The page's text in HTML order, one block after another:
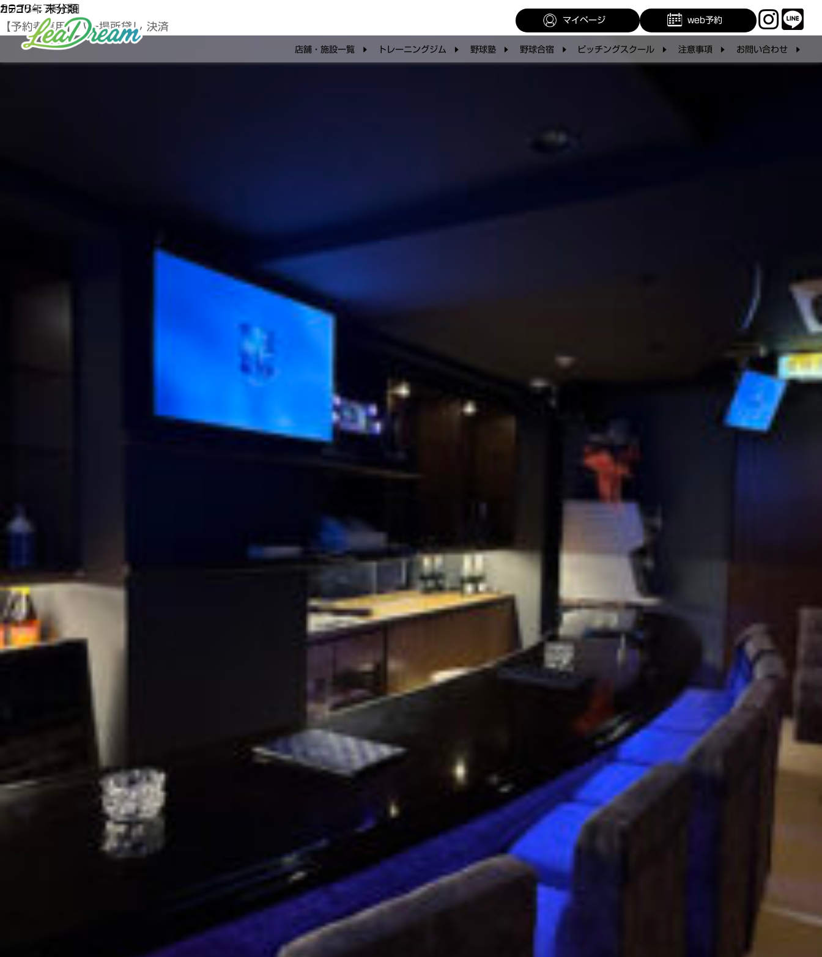
マイページ web予約
店舗・施設一覧 トレーニングジム 野球塾 野球合宿 ピッチングスクール 注意事項 お問い合わせ
カテゴリー:未分類
2026年7月6日
【予約者専用】バー場所貸し 決済